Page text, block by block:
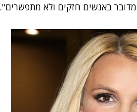
מדובר באנשים חזקים ולא מתפשרים".